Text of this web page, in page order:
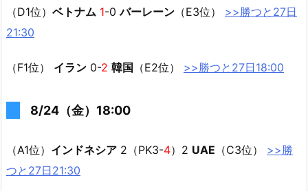
（D1位） ベトナム 1-0バーレーン （E3位） >>勝つと27日
21:30
（F1位） イラン 0-2 韓国 （E2位） >>勝つと27日18:00
8/24（金）18:00
（A1位） インドネシア 2（PK3-4）2 UAE （C3位） >>勝
つと27日21:30